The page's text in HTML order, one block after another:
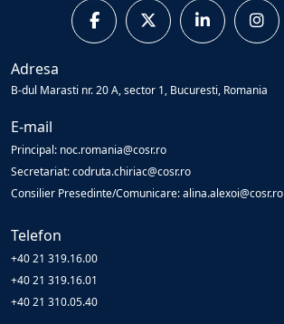
Adresa
B-dul Marasti nr. 20 A, sector 1, Bucuresti, Romania
E-mail
Principal: noc.romania@cosr.ro
Secretariat: codruta.chiriac@cosr.ro
Consilier Presedinte/Comunicare: alina.alexoi@cosr.ro
Telefon
+40 21 319.16.00
+40 21 319.16.01
+40 21 310.05.40